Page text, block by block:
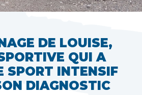
DE LOUISE,
QUI A
SPORT INTENSIF
DIAGNOSTIC